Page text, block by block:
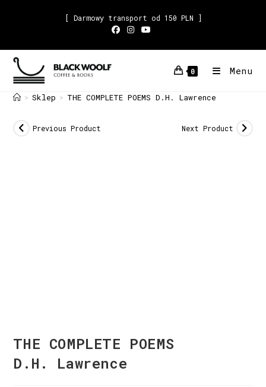
[ Darmowy transport od 150 PLN ]
0 Menu
> Sklep > THE COMPLETE POEMS D.H. Lawrence
Previous Product Next Product
THE COMPLETE POEMS
D.H. Lawrence